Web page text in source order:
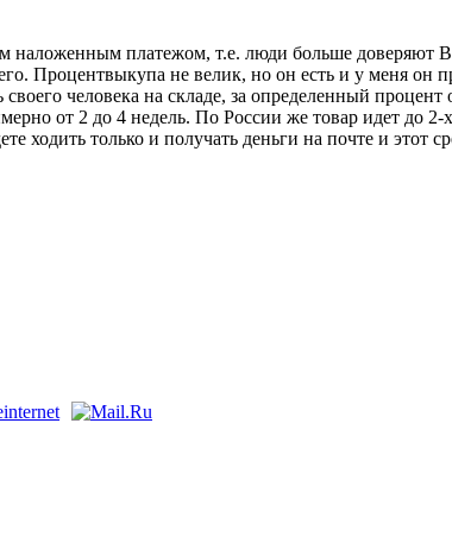
наложенным платежом, т.е. люди больше доверяют
Процентвыкупа не велик, но он есть и у меня он
человека на складе, за определенный
от 2 до 4 недель. По России же товар идет до
ходить только и получать деньги на почте и этот